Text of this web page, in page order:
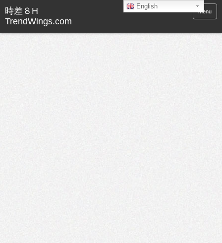
menu
English